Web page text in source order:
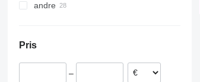
Nederlandene
Italien
Belgien
Kina
andre
Pris
–